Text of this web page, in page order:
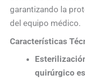
garantizando la
del equipo médico.
Características
quirúrgico